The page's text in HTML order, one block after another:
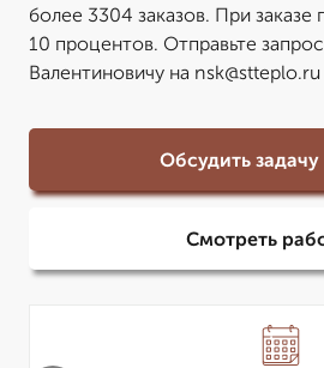
более 3304 заказов. При заказе
10 процентов. Отправьте
Валентиновичу на nsk@stteplo.ru
Обсудить задачу
Смотреть